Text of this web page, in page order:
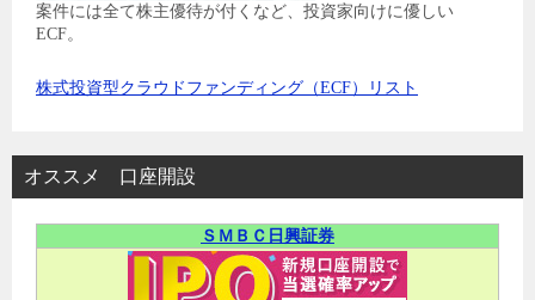
案件には全て株主優待が付くなど、投資家向けに優しい
ECF。
株式投資型クラウドファンディング（ECF）リスト
オススメ 口座開設
ＳＭＢＣ日興証券